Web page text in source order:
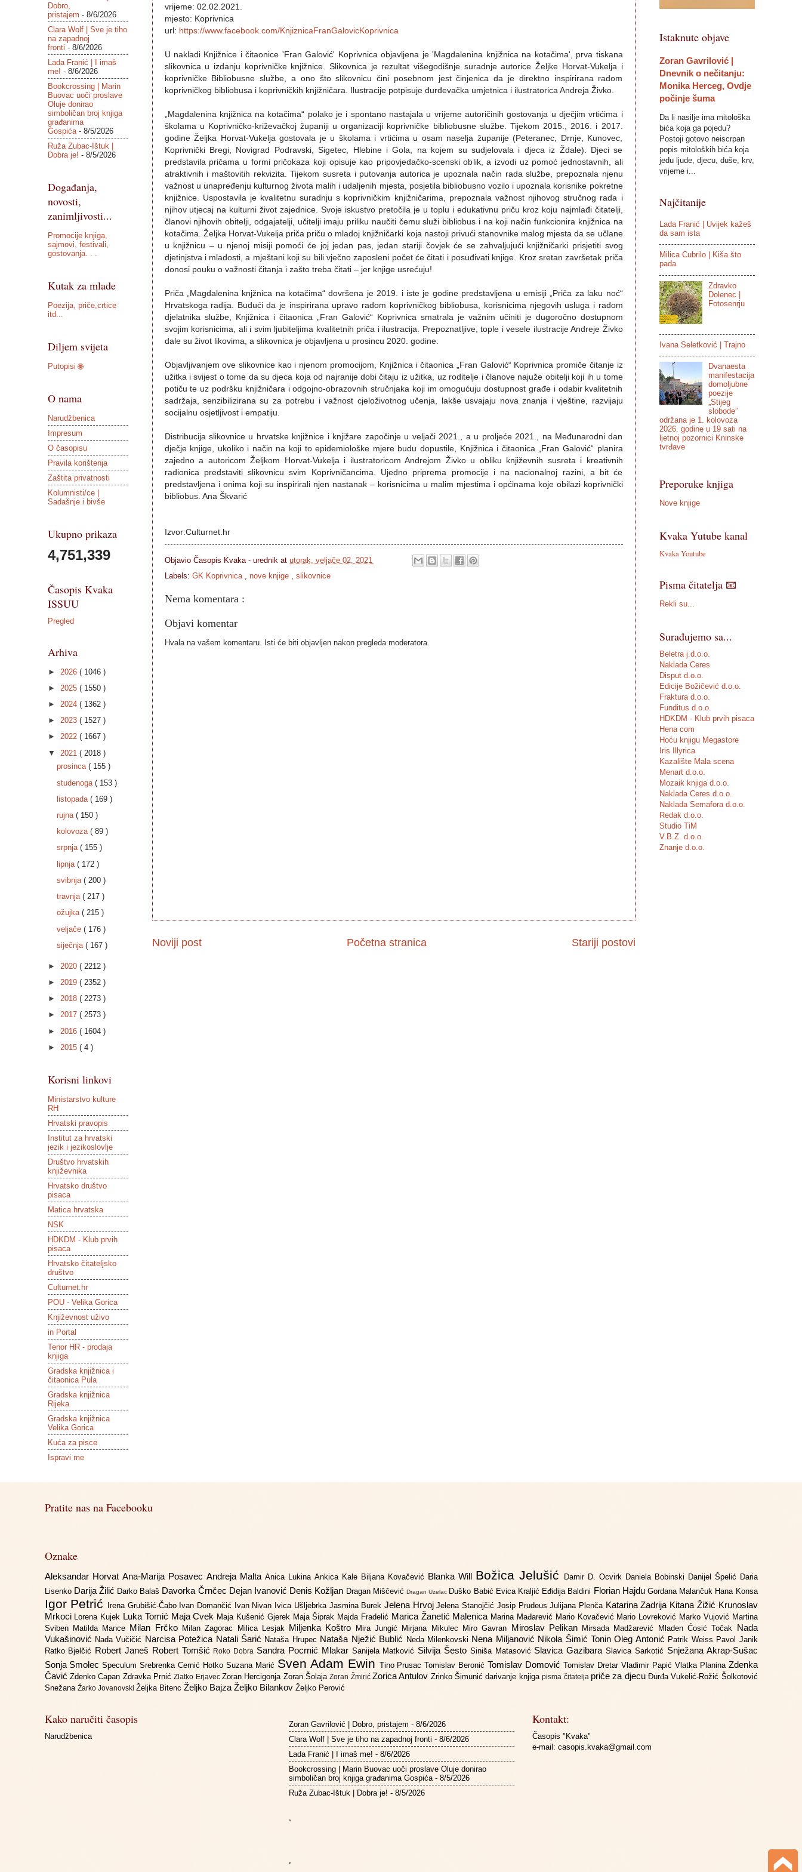
vrijeme: 02.02.2021.
mjesto: Koprivnica
url: https://www.facebook.com/KnjiznicaFranGalovicKoprivnica
U nakladi Knjižnice i čitaonice 'Fran Galović' Koprivnica objavljena je 'Magdalenina knjižnica na kotačima', prva tiskana
slikovnica u izdanju koprivničke knjižnice. Slikovnica je rezultat višegodišnje suradnje autorice Željke Horvat-Vukelja i
koprivničke Bibliobusne službe, a ono što slikovnicu čini posebnom jest činjenica da je direktno inspirirana radom
koprivničkog bibliobusa i koprivničkih knjižničara. Ilustracije potpisuje đurđevačka umjetnica i ilustratorica Andreja Živko.
„Magdalenina knjižnica na kotačima“ polako je i spontano nastajala u vrijeme autoričinih gostovanja u dječjim vrtićima i
školama u Koprivničko-križevačkoj županiji u organizaciji koprivničke bibliobusne službe. Tijekom 2015., 2016. i 2017.
godine Željka Horvat-Vukelja gostovala je u školama i vrtićima u osam naselja županije (Peteranec, Drnje, Kunovec,
Koprivnički Bregi, Novigrad Podravski, Sigetec, Hlebine i Gola, na kojem su sudjelovala i djeca iz Ždale). Djeci se
predstavila pričama u formi pričokaza koji opisuje kao pripovjedačko-scenski oblik, a izvodi uz pomoć jednostavnih, ali
atraktivnih i maštovitih rekvizita. Tijekom susreta i putovanja autorica je upoznala način rada službe, prepoznala njenu
važnost u unapređenju kulturnog života malih i udaljenih mjesta, posjetila bibliobusno vozilo i upoznala korisnike pokretne
knjižnice. Uspostavila je kvalitetnu suradnju s koprivničkim knjižničarima, prepoznala važnost njihovog stručnog rada i
njihov utjecaj na kulturni život zajednice. Svoje iskustvo pretočila je u toplu i edukativnu priču kroz koju najmlađi čitatelji,
članovi njihovih obitelji, odgajatelji, učitelji imaju priliku naučiti čemu služi bibliobus i na koji način funkcionira knjižnica na
kotačima. Željka Horvat-Vukelja priča priču o mladoj knjižničarki koja nastoji privući stanovnike malog mjesta da se učlane
u knjižnicu – u njenoj misiji pomoći će joj jedan pas, jedan stariji čovjek će se zahvaljujući knjižničarki prisjetiti svog
djetinjstva i mladosti, a mještani koji su bili vječno zaposleni počet će čitati i posuđivati knjige. Kroz sretan završetak priča
donosi pouku o važnosti čitanja i zašto treba čitati – jer knjige usrećuju!
Priča „Magdalenina knjžnica na kotačima“ dovršena je 2019. i iste je godine predstavljena u emisiji „Priča za laku noć“
Hrvatskoga radija. Budući da je inspirirana upravo radom koprivničkog bibliobusa, korisnicima njegovih usluga i radom
djelatnika službe, Knjižnica i čitaonica „Fran Galović“ Koprivnica smatrala je važnim učiniti je dugoročno dostupnom
svojim korisnicima, ali i svim ljubiteljima kvalitetnih priča i ilustracija. Prepoznatljive, tople i vesele ilustracije Andreje Živko
dale su život likovima, a slikovnica je objavljena u prosincu 2020. godine.
Objavljivanjem ove slikovnice kao i njenom promocijom, Knjižnica i čitaonica „Fran Galović“ Koprivnica promiče čitanje iz
užitka i svijest o tome da su djeca koja od najranije dobi čitaju iz užitka, uz roditelje i članove najuže obitelji koji ih u tome
potiču te uz podršku knjižničara i odgojno-obrazovnih stručnjaka koji im omogućuju dostupnost građe i odabir kvalitetnih
sadržaja, senzibilizirana su za potrebu i važnost cjeloživotnog učenja, lakše usvajaju nova znanja i vještine, razvijaju
socijalnu osjetljivost i empatiju.
Distribucija slikovnice u hrvatske knjižnice i knjižare započinje u veljači 2021., a u proljeće 2021., na Međunarodni dan
dječje knjige, ukoliko i način na koji to epidemiološke mjere budu dopustile, Knjižnica i čitaonica „Fran Galović“ planira
zajedno a autoricom Željkom Horvat-Vukelja i ilustratoricom Andrejom Živko u obliku književnih susreta i kreativnih
radionica predstaviti slikovnicu svim Koprivničancima. Ujedno priprema promocije i na nacionalnoj razini, a bit će
predstavljena i onima koji su inspirirali njen nastanak – korisnicima u malim mjestima i općinama koje obilazi koprivnički
bibliobus. Ana Škvarić
Izvor:Culturnet.hr
Objavio Časopis Kvaka - urednik at utorak, veljače 02, 2021
Labels: GK Koprivnica , nove knjige , slikovnice
Nema komentara :
Objavi komentar
Hvala na vašem komentaru. Isti će biti objavljen nakon pregleda moderatora.
Noviji post Stariji postovi
Početna stranica
Dobro,
pristajem - 8/6/2026
Clara Wolf | Sve je tiho
na zapadnoj
fronti - 8/6/2026
Lada Franić | I imaš
me! - 8/6/2026
Bookcrossing | Marin
Buovac uoči proslave
Oluje donirao
simboličan broj knjiga
građanima
Gospića- 8/5/2026
Ruža Zubac-Ištuk |
Dobra je! - 8/5/2026
Događanja,
novosti,
zanimljivosti...
Promocije knjiga,
sajmovi, festivali,
gostovanja. . .
Kutak za mlade
Poezija, priče,crtice
itd...
Diljem svijeta
Putopisi 🌐
O nama
Narudžbenica
Impresum
O časopisu
Pravila korištenja
Zaštita privatnosti
Kolumnisti/ce |
Sadašnje i bivše
Ukupno prikaza
4,751,339
Časopis Kvaka
ISSUU
Pregled
Arhiva
► 2026 ( 1046 )
► 2025 ( 1550 )
► 2024 ( 1362 )
► 2023 ( 1527 )
► 2022 ( 1667 )
▼ 2021 ( 2018 )
prosinca ( 155 )
studenoga ( 153 )
listopada ( 169 )
rujna ( 150 )
kolovoza ( 89 )
srpnja ( 155 )
lipnja ( 172 )
svibnja ( 200 )
travnja ( 217 )
ožujka ( 215 )
veljače ( 176 )
siječnja ( 167 )
► 2020 ( 2212 )
► 2019 ( 2352 )
► 2018 ( 2273 )
► 2017 ( 2573 )
► 2016 ( 1604 )
► 2015 ( 4 )
Korisni linkovi
Ministarstvo kulture
RH
Hrvatski pravopis
Institut za hrvatski
jezik i jezikoslovlje
Društvo hrvatskih
književnika
Hrvatsko društvo
pisaca
Matica hrvatska
NSK
HDKDM - Klub prvih
pisaca
Hrvatsko čitateljsko
društvo
Culturnet.hr
POU - Velika Gorica
Književnost uživo
in Portal
Tenor HR - prodaja
knjiga
Gradska knjižnica i
čitaonica Pula
Gradska knjižnica
Rijeka
Gradska knjižnica
Velika Gorica
Kuća za pisce
Ispravi me
Istaknute objave
Zoran Gavrilović |
Dnevnik o nečitanju:
Monika Herceg, Ovdje
počinje šuma
Da li nasilje ima mitološka
bića koja ga pojedu?
Postoji gotovo neiscrpan
popis mitoloških bića koja
jedu ljude, djecu, duše, krv,
vrijeme i...
Najčitanije
Lada Franić | Uvijek kažeš
da sam ista
Milica Cubrilo | Kiša što
pada
Zdravko
Dolenec |
Fotosenrju
Ivana Seletković | Trajno
Dvanaesta
manifestacija
domoljubne
poezije
„Stijeg
slobode”
održana je 1. kolovoza
2026. godine u 19 sati na
ljetnoj pozornici Kninske
tvrđave
Preporuke knjiga
Nove knjige
Kvaka Yutube kanal
Kvaka Youtube
Pisma čitatelja 📧
Rekli su...
Surađujemo sa...
Beletra j.d.o.o.
Naklada Ceres
Disput d.o.o.
Edicije Božičević d.o.o.
Fraktura d.o.o.
Funditus d.o.o.
HDKDM - Klub prvih pisaca
Hena com
Hoću knjigu Megastore
Iris Illyrica
Kazalište Mala scena
Menart d.o.o.
Mozaik knjiga d.o.o.
Naklada Ceres d.o.o.
Naklada Semafora d.o.o.
Redak d.o.o.
Studio TiM
V.B.Z. d.o.o.
Znanje d.o.o.
Pratite nas na Facebooku
Oznake
Aleksandar Horvat Ana-Marija Posavec Andreja Malta Anica Lukina Ankica Kale Biljana Kovačević Blanka Will Božica Jelušić Damir D. Ocvirk Daniela Bobinski Danijel Špelić Daria
Lisenko Darija Žilić Darko Balaš Davorka Črnčec Dejan Ivanović Denis Kožljan Dragan MiščevićDragan Uzelac Duško Babić Evica Kraljić Eđidija Baldini Florian Hajdu Gordana Malančuk Hana Konsa
Igor Petrić Irena Grubišić-Čabo Ivan Domančić Ivan Nivan Ivica Ušljebrka Jasmina BurekJelena HrvojJelena Stanojčić Josip PrudeusJulijana Plenča Katarina Zadrija Kitana Žižić Krunoslav
Mrkoci Lorena Kujek Luka Tomić Maja Cvek Maja Kušenić Gjerek Maja Šiprak Majda Fradelić Marica Žanetić Malenica Marina Mađarević Mario Kovačević Mario Lovreković Marko Vujović Martina
Sviben Matilda Mance Milan Frčko Milan Zagorac Milica Lesjak Miljenka Koštro Mira Jungić Mirjana Mikulec Miro Gavran Miroslav Pelikan Mirsada Madžarević Mladen Ćosić Točak Nada
Vukašinović Nada Vučičić Narcisa Potežica Natali Šarić Nataša Hrupec Nataša Nježić Bublić Neda Milenkovski Nena Miljanović Nikola Šimić ToninOleg Antonić Patrik Weiss Pavol Janik
Ratko Bjelčić Robert Janeš Robert Tomšić Roko Dobra Sandra Pocrnić Mlakar Sanijela Matković Silvija Šesto Siniša Matasović Slavica GazibaraSlavica Sarkotić Snježana Akrap-Sušac
Sonja SmolecSpeculumSrebrenka Cernić Hotko Suzana Marić Sven Adam Ewin Tino PrusacTomislav Beronić Tomislav DomovićTomislav Dretar Vladimir Papić Vlatka Planina Zdenka
Čavić Zdenko Capan Zdravka PrnićZlatko Erjavec Zoran Hercigonja Zoran ŠolajaZoran ŽmirićZorica Antulov Zrinko Šimunićdarivanje knjigapisma čitatelja priče za djecu Đurđa Vukelić-Rožić Šolkotović
Snežana Žarko Jovanovski Željka Bitenc Željko Bajza Željko Bilankov Željko Perović
Kako naručiti časopis
Narudžbenica
Zoran Gavrilović | Dobro, pristajem - 8/6/2026
Clara Wolf | Sve je tiho na zapadnoj fronti - 8/6/2026
Lada Franić | I imaš me! - 8/6/2026
Bookcrossing | Marin Buovac uoči proslave Oluje donirao
simboličan broj knjiga građanima Gospića- 8/5/2026
Ruža Zubac-Ištuk | Dobra je! - 8/5/2026
“
”
Kontakt:
Časopis "Kvaka"
e-mail: casopis.kvaka@gmail.com